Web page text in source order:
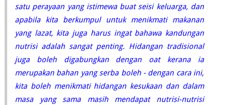
satu perayaan yang istimewa buat seisi keluarga, dan
apabila kita berkumpul untuk menikmati makanan
yang lazat, kita juga harus ingat bahawa kandungan
nutrisi adalah sangat penting. Hidangan tradisional
juga boleh digabungkan dengan oat kerana ia
merupakan bahan yang serba boleh - dengan cara ini,
kita boleh menikmati hidangan kesukaan dan dalam
masa yang sama masih mendapat nutrisi-nutrisi